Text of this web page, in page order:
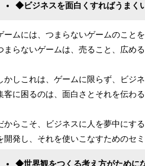
◆ビジネスを面白くすればうまく
ームには、つまらないゲームのこと
まらないゲームは、売ること、広め
かしこれは、ゲームに限らず、ビジ
客に困るのは、面白さとそれを伝わ
からこそ、ビジネスに人を夢中にす
開発し、それを使いこなすためのセ
◆世界観をつくる考え方がために